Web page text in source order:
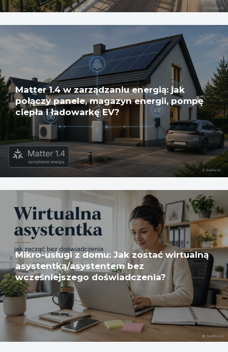
Matter 1.4 w zarządzaniu energią: jak
połączy panele, magazyn energii, pompę
ciepła i ładowarkę EV?
Mikro-usługi z domu: Jak zostać wirtualną
asystentką/asystentem bez
wcześniejszego doświadczenia?